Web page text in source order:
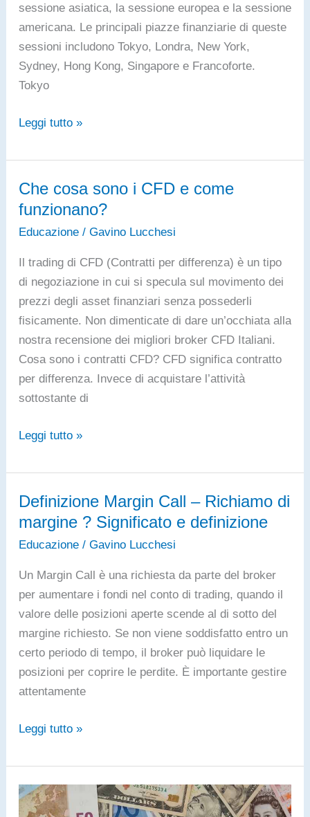
sessione asiatica, la sessione europea e la sessione
americana. Le principali piazze finanziarie di queste
sessioni includono Tokyo, Londra, New York,
Sydney, Hong Kong, Singapore e Francoforte.
Tokyo
Orari
Forex:
Guida
per
Investitori
Leggi tutto »
Che cosa sono i CFD e come
funzionano?
Educazione/ Gavino Lucchesi
Il trading di CFD (Contratti per differenza) è un tipo
di negoziazione in cui si specula sul movimento dei
prezzi degli asset finanziari senza possederli
fisicamente. Non dimenticate di dare un’occhiata alla
nostra recensione dei migliori broker CFD Italiani.
Cosa sono i contratti CFD? CFD significa contratto
per differenza. Invece di acquistare l’attività
sottostante di
Che
sono
i
e
come
funzionano?
Leggi tutto »
Definizione Margin Call – Richiamo di
margine ? Significato e definizione
Educazione/ Gavino Lucchesi
Un Margin Call è una richiesta da parte del broker
per aumentare i fondi nel conto di trading, quando il
valore delle posizioni aperte scende al di sotto del
margine richiesto. Se non viene soddisfatto entro un
certo periodo di tempo, il broker può liquidare le
posizioni per coprire le perdite. È importante gestire
attentamente
Definizione
Call
–
Richiamo
Leggi tutto »